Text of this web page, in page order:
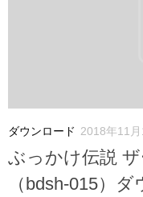
ダウンロード 2018年11月
ぶっかけ伝説
（bdsh-015）